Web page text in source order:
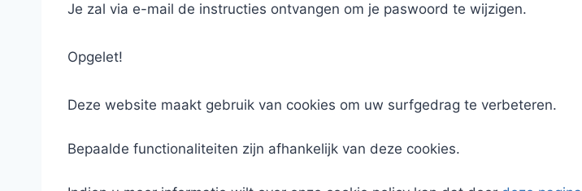
Je zal via e-mail de instructies ontvangen om je paswoord te wijzigen.
Opgelet!
Deze website maakt gebruik van cookies om uw surfgedrag te verbeteren.
Bepaalde functionaliteiten zijn afhankelijk van deze cookies.